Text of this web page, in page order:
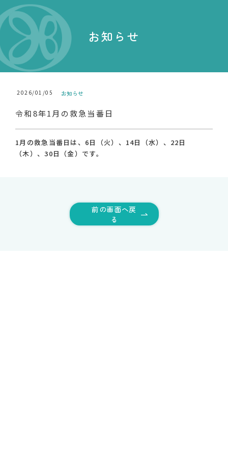
お知らせ
2026/01/05 お知らせ
令和8年1月の救急当番日
1月の救急当番日は、6日（火）、14日（水）、22日
（木）、30日（金）です。
前の画面へ戻
る